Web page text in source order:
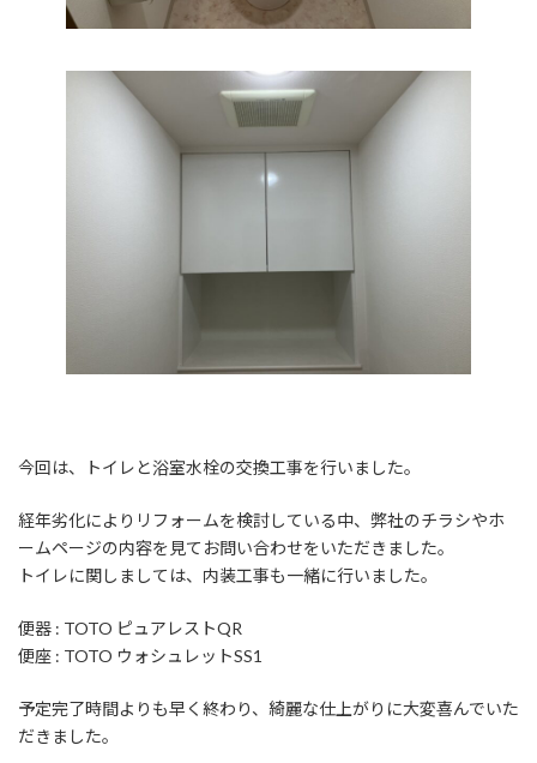
今回は、トイレと浴室水栓の交換工事を行いました。
経年劣化によりリフォームを検討している中、弊社のチラシやホ
ームページの内容を見てお問い合わせをいただきました。
トイレに関しましては、内装工事も一緒に行いました。
便器 : TOTO ピュアレストQR
便座 : TOTO ウォシュレットSS1
予定完了時間よりも早く終わり、綺麗な仕上がりに大変喜んでいた
だきました。